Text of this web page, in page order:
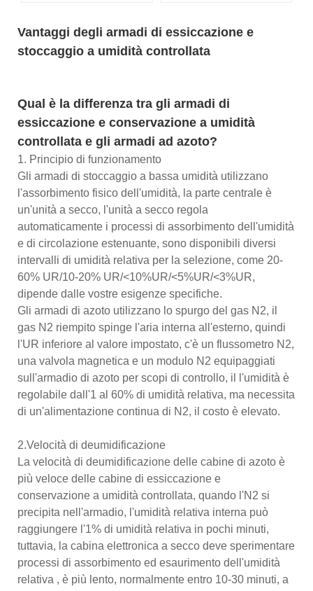
Vantaggi degli armadi di essiccazione e
stoccaggio a umidità controllata
Qual è la differenza tra gli armadi di
essiccazione e conservazione a umidità
controllata e gli armadi ad azoto?
1. Principio di funzionamento
Gli armadi di stoccaggio a bassa umidità utilizzano
l'assorbimento fisico dell'umidità, la parte centrale è
un'unità a secco, l'unità a secco regola
automaticamente i processi di assorbimento dell'umidità
e di circolazione estenuante, sono disponibili diversi
intervalli di umidità relativa per la selezione, come 20-
60% UR/10-20% UR/<10%UR/<5%UR/<3%UR,
dipende dalle vostre esigenze specifiche.
Gli armadi di azoto utilizzano lo spurgo del gas N2, il
gas N2 riempito spinge l'aria interna all'esterno, quindi
l'UR inferiore al valore impostato, c'è un flussometro N2,
una valvola magnetica e un modulo N2 equipaggiati
sull'armadio di azoto per scopi di controllo, il l'umidità è
regolabile dall'1 al 60% di umidità relativa, ma necessita
di un'alimentazione continua di N2, il costo è elevato.
2.Velocità di deumidificazione
La velocità di deumidificazione delle cabine di azoto è
più veloce delle cabine di essiccazione e
conservazione a umidità controllata, quando l'N2 si
precipita nell'armadio, l'umidità relativa interna può
raggiungere l'1% di umidità relativa in pochi minuti,
tuttavia, la cabina elettronica a secco deve sperimentare
processi di assorbimento ed esaurimento dell'umidità
relativa , è più lento, normalmente entro 10-30 minuti, a